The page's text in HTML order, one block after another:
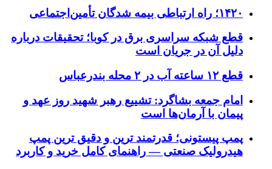
۱۴۲۰؛ راه ارتباطی بیمه شدگان تأمین‌اجتماعی
قطع شبکه سراسری برق در کوبا؛ تحقیقات درباره
دلیل آن در جریان است
قطع ۱۲ ساعته آب در ۲ محله بندرعباس
امام جمعه بشاگرد: تشییع رهبر شهید روز عهد و
پیمان با آرمان‌ها است
پمپ پیستونی؛ قدرتمند ترین و دقیق‌ ترین پمپ
هیدرولیک صنعتی — راهنمای کامل خرید و کاربرد